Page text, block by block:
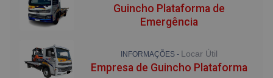
Guincho Plataforma de
Emergência
INFORMAÇÕES - Locar Útil
Empresa de Guincho Plataforma